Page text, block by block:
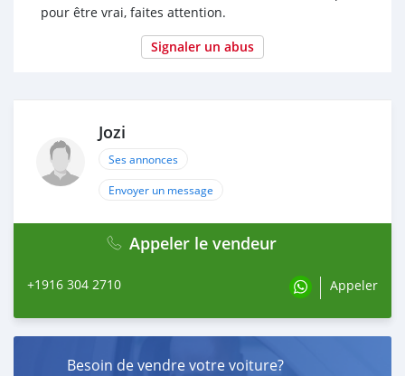
pour être vrai, faites attention.
Signaler un abus
Jozi
Ses annonces
Envoyer un message
Appeler le vendeur
+1916 304 2710 Appeler
Besoin de vendre votre voiture?